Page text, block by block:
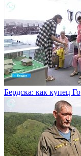
Бердска: как купец